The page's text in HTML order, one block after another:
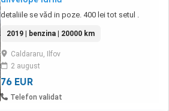
detaliile se văd in poze. 400 lei tot setul .
2019 | benzina | 20000 km
Caldararu, Ilfov
2 august
76 EUR
Telefon validat